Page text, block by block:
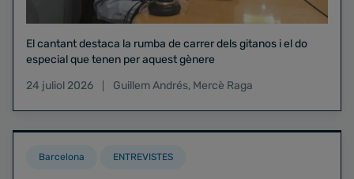
El cantant destaca la rumba de carrer dels gitanos i el do
especial que tenen per aquest gènere
24 juliol 2026
Guillem Andrés, Mercè Raga
Barcelona ENTREVISTES